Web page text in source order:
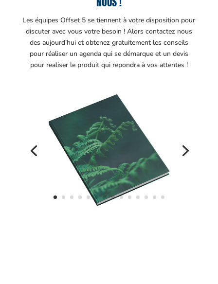
Les équipes Offset 5 se tiennent à votre disposition pour
discuter avec vous votre besoin ! Alors contactez nous
des aujourd’hui et obtenez gratuitement les conseils
pour réaliser un agenda qui se démarque et un devis
pour realiser le produit qui repondra à vos attentes !